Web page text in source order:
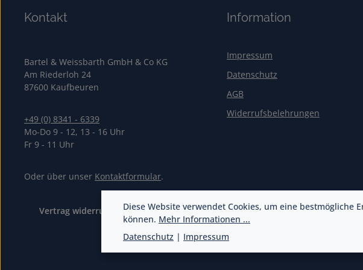
Kontakt
Bartel & Weissbarth GmbH & Co KG
Am Riederloh 24
87600 Kaufbeuren
+49 (0) 8341 - 6339
Mo-Do 9 - 12, 13 - 16 Uhr
Fr 9 - 11 Uhr
Oder über unser Kontaktformular.
Vertrag widerrufen
Information
Impressum
Datenschutz
AGB
Widerrufsbelehrungen
Diese Website verwendet Cookies, um eine bestmögliche
können. Mehr Informationen ...
Datenschutz | Impressum